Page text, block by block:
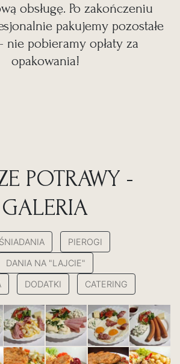
obsługę. Po zakończeniu
pakujemy pozostałe
nie pobieramy opłaty za
opakowania!
POTRAWY -
GALERIA
ŚNIADANIA PIEROGI
DANIA NA "LAJCIE"
DODATKI CATERING